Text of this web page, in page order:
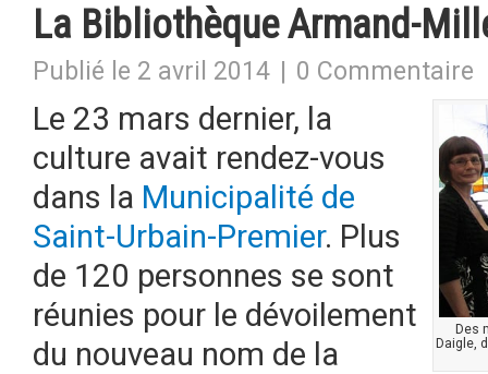
La Bibliothèque Armand-
Publié le 2 avril 2014 0 Commentaire
Des
Daigle,
Le 23 mars dernier, la
culture avait rendez-vous
dans la Municipalité de
Saint-Urbain-Premier. Plus
de 120 personnes se sont
réunies pour le dévoilement
du nouveau nom de la